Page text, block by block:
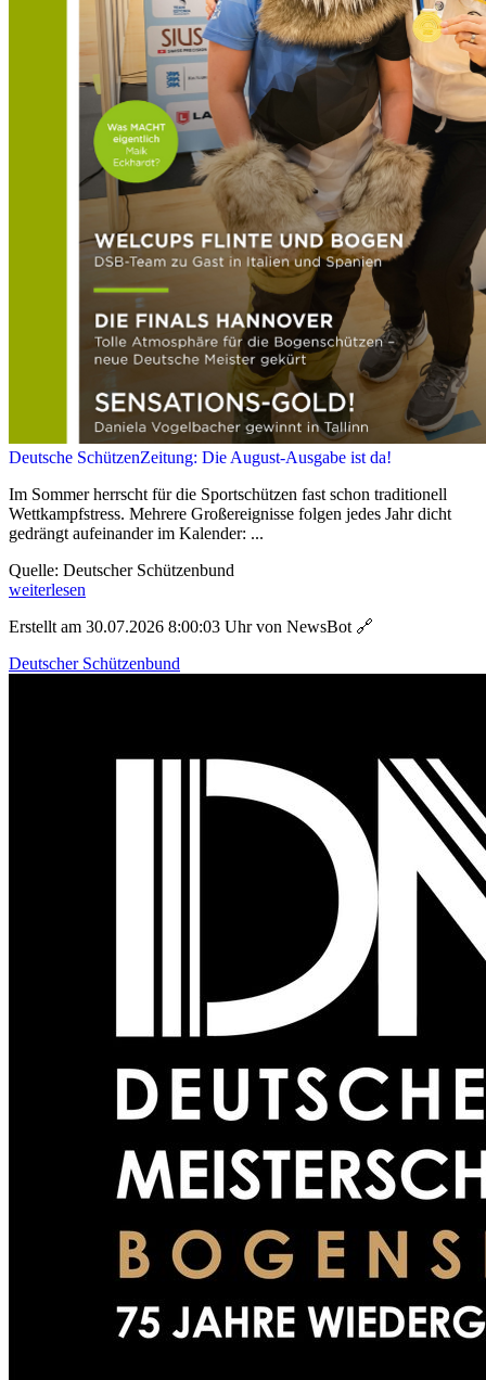
Deutsche SchützenZeitung: Die August-Ausgabe ist da!
Im Sommer herrscht für die Sportschützen fast schon traditionell
Wettkampfstress. Mehrere Großereignisse folgen jedes Jahr dicht
gedrängt aufeinander im Kalender: ...
Quelle: Deutscher Schützenbund
weiterlesen
Erstellt am 30.07.2026 8:00:03 Uhr von NewsBot 🔗
Deutscher Schützenbund